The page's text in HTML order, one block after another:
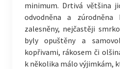
minimum. Drtivá většina
odvodněna a
zalesněny, nejčastěji
byly opuštěny a
kopřivami, rákosem či
k několika málo výjimkám,